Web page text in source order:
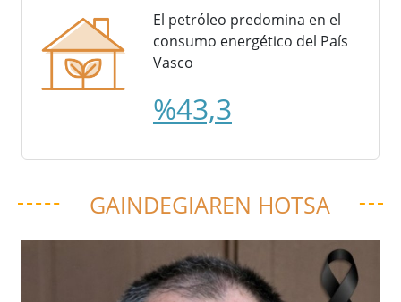
El petróleo predomina en el
consumo energético del País
Vasco
%43,3
GAINDEGIAREN HOTSA